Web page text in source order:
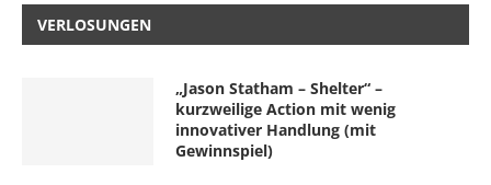
VERLOSUNGEN
„Jason Statham – Shelter“ –
kurzweilige Action mit wenig
innovativer Handlung (mit
Gewinnspiel)